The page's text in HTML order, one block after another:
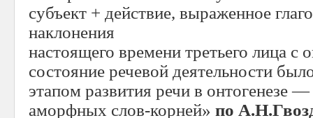
субъект + действие, выраженное
наклонения
настоящего времени третьего лица с
состояние речевой деятельности
этапом развития речи в онтогенезе
аморфных слов-корней» по